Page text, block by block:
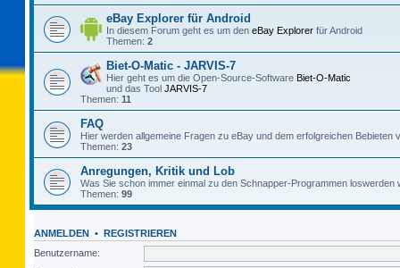
eBay Explorer für Android
In diesem Forum geht es um den eBay Explorer für Android
Themen: 2
Biet-O-Matic - JARVIS-7
Hier geht es um die Open-Source-Software Biet-O-Matic
und das Tool JARVIS-7
Themen: 11
FAQ
Hier werden allgemeine Fragen zu eBay und dem erfolgreichen Bebieten
Themen: 23
Anregungen, Kritik und Lob
Was Sie schon immer einmal zu den Schnapper-Programmen loswerden
Themen: 99
ANMELDEN • REGISTRIEREN
Benutzername: